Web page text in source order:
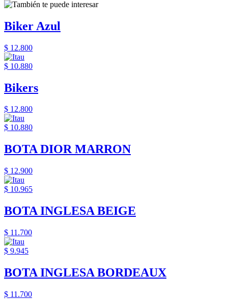
Biker Azul
$ 12.800
$ 10.880
Bikers
$ 12.800
$ 10.880
BOTA DIOR MARRON
$ 12.900
$ 10.965
BOTA INGLESA BEIGE
$ 11.700
$ 9.945
BOTA INGLESA BORDEAUX
$ 11.700